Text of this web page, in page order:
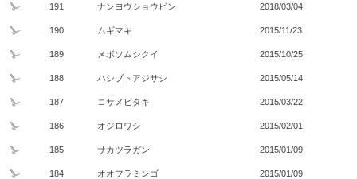
191 ナンヨウショウビン 2018/03/04
190 ムギマキ 2015/11/23
189 メボソムシクイ 2015/10/25
188 ハシブトアジサシ 2015/05/14
187 コサメビタキ 2015/03/22
186 オジロワシ 2015/02/01
185 サカツラガン 2015/01/09
184 オオフラミンゴ 2015/01/09